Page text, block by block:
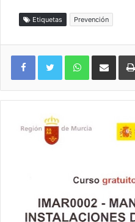
Etiquetas Prevención
WhatsApp
Compartir por